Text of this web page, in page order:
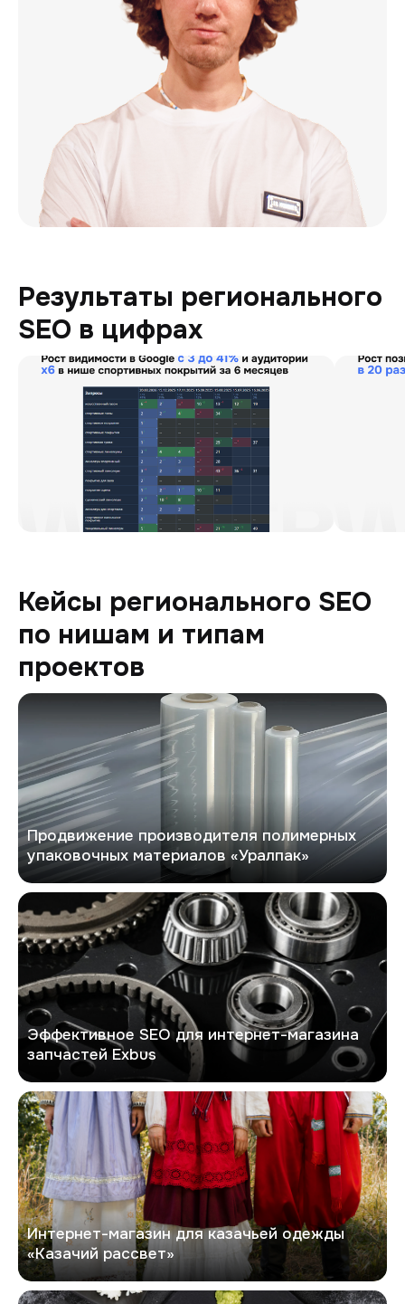
Результаты регионального
SEO в цифрах
Кейсы регионального SEO
по нишам и типам
проектов
Уралпак
Продвижение производителя полимерных
упаковочных материалов «Уралпак»
Exbus
Эффективное SEO для интернет-магазина
запчастей Exbus
Казачий рассвет
Интернет-магазин для казачьей одежды
«Казачий рассвет»
Макису